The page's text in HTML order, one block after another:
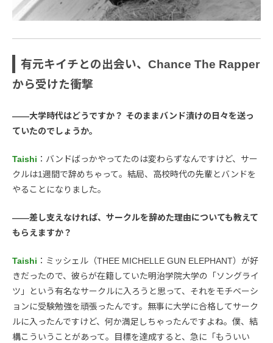
有元キイチとの出会い、Chance The Rapper
から受けた衝撃
――大学時代はどうですか？ そのままバンド漬けの日々を送っ
ていたのでしょうか。
Taishi ：バンドばっかやってたのは変わらずなんですけど、サー
クルは1週間で辞めちゃって。結局、高校時代の先輩とバンドを
やることになりました。
――差し支えなければ、サークルを辞めた理由についても教えて
もらえますか？
Taishi ：ミッシェル（THEE MICHELLE GUN ELEPHANT）が好
きだったので、彼らが在籍していた明治学院大学の「ソングライ
ツ」という有名なサークルに入ろうと思って、それをモチベーシ
ョンに受験勉強を頑張ったんです。無事に大学に合格してサーク
ルに入ったんですけど、何か満足しちゃったんですよね。僕、結
構こういうことがあって。目標を達成すると、急に「もういい